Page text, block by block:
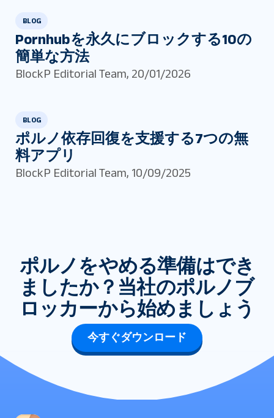
BLOG
Pornhubを永久にブロックする10の
簡単な方法
BlockP Editorial Team, 20/01/2026
BLOG
ポルノ依存回復を支援する7つの無
料アプリ
BlockP Editorial Team, 10/09/2025
ポルノをやめる準備はでき
ましたか？当社のポルノブ
ロッカーから始めましょう
今すぐダウンロード